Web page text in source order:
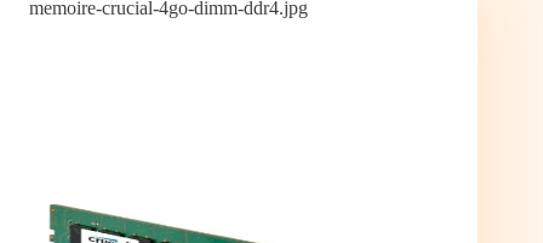
memoire-crucial-4go-dimm-ddr4.jpg